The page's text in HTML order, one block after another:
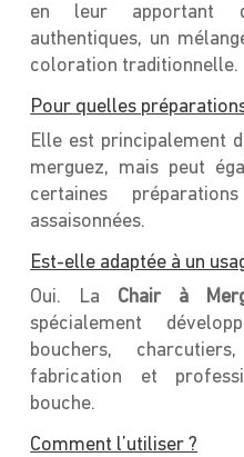
en leur apportant
authentiques, un
coloration traditionnelle.
Pour quelles
Elle est principalement
merguez, mais peut
certaines
assaisonnées.
Est-elle adaptée à un
Oui. La Chair à
spécialement
bouchers,
fabrication et
bouche.
Comment l’utiliser ?